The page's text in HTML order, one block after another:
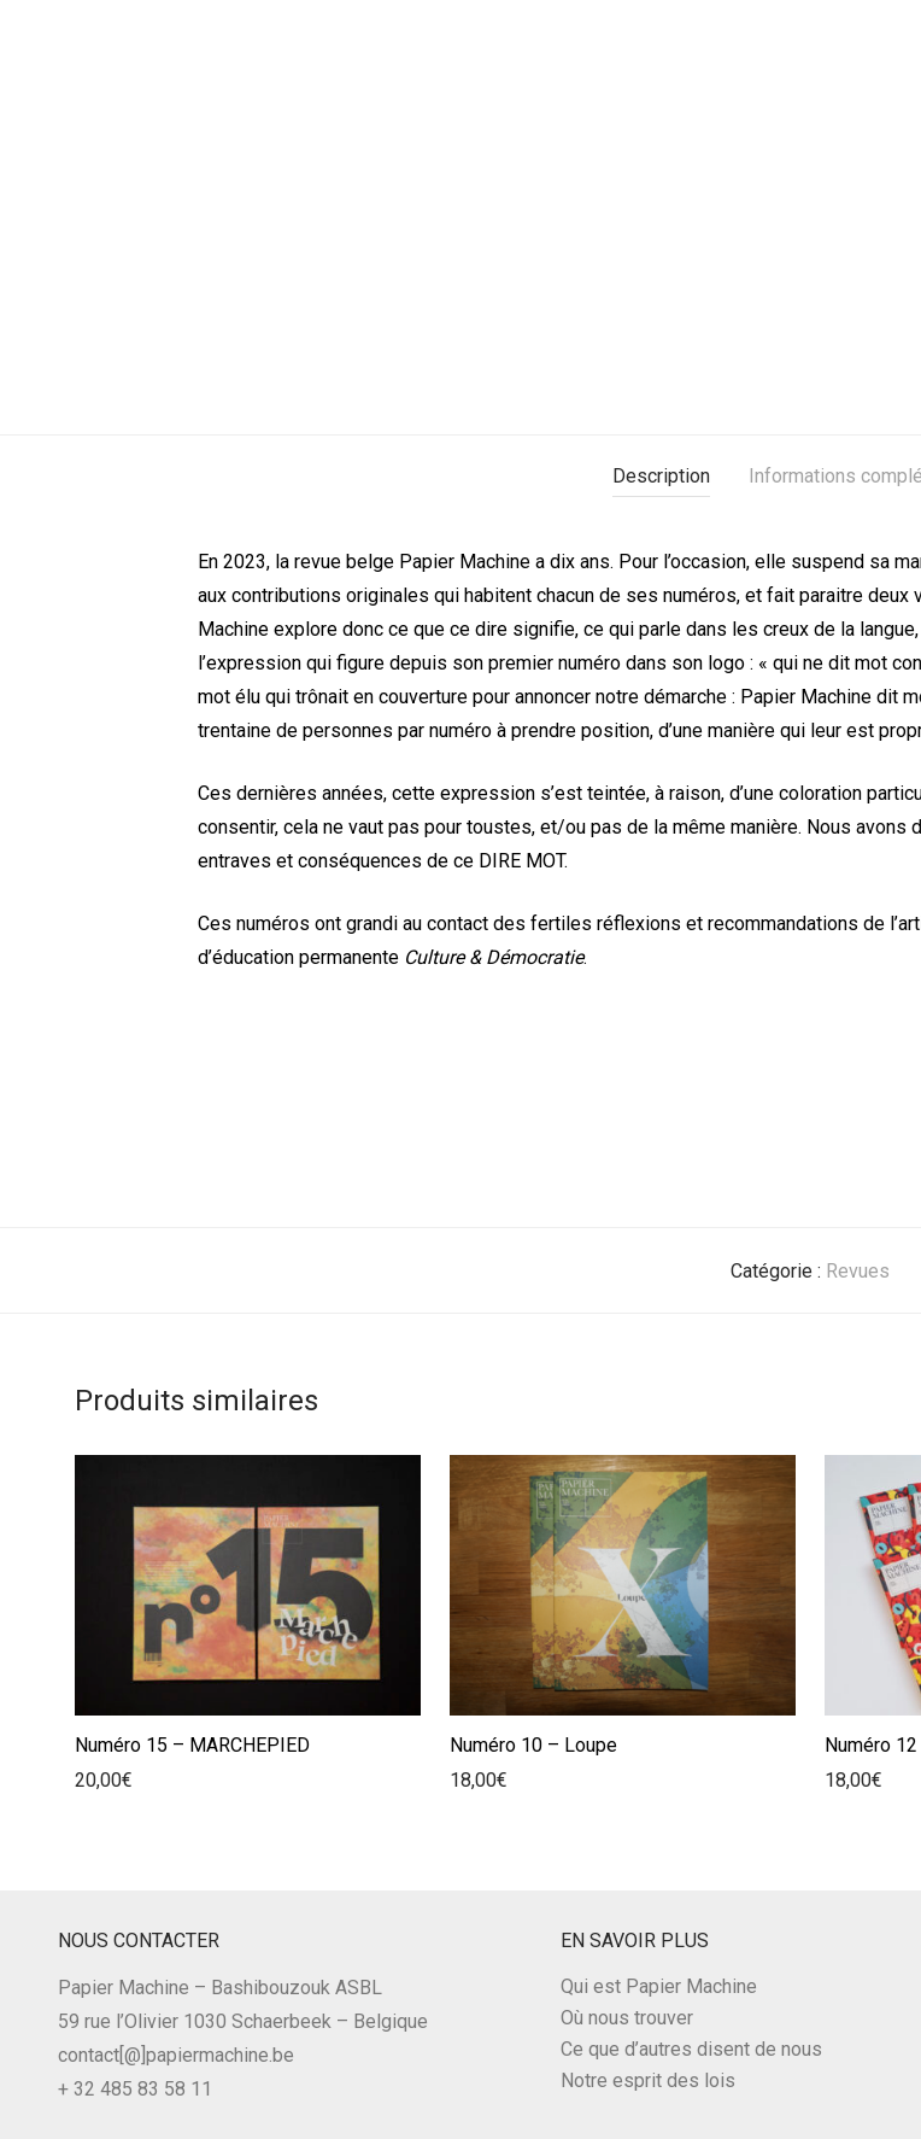
Description Informations
En 2023, la revue belge Papier Machine a dix ans. Pour l’occasion, elle suspend sa
aux contributions originales qui habitent chacun de ses numéros, et fait paraitre
Machine explore donc ce que ce dire signifie, ce qui parle dans les creux de la
l’expression qui figure depuis son premier numéro dans son logo : « qui ne dit mot
mot élu qui trônait en couverture pour annoncer notre démarche : Papier Machine dit
trentaine de personnes par numéro à prendre position, d’une manière qui leur est
Ces dernières années, cette expression s’est teintée, à raison, d’une coloration
consentir, cela ne vaut pas pour toustes, et/ou pas de la même manière. Nous
entraves et conséquences de ce DIRE MOT.
Ces numéros ont grandi au contact des fertiles réflexions et recommandations de
d’éducation permanente Culture & Démocratie.
Catégorie : Revues
Produits similaires
Numéro 15 – MARCHEPIED
20,00€
Numéro 10 – Loupe
18,00€
Numéro
18,00€
NOUS CONTACTER
Papier Machine – Bashibouzouk ASBL
59 rue l’Olivier 1030 Schaerbeek – Belgique
contact[@]papiermachine.be
+ 32 485 83 58 11
EN SAVOIR PLUS
Qui est Papier Machine
Où nous trouver
Ce que d’autres disent de nous
Notre esprit des lois